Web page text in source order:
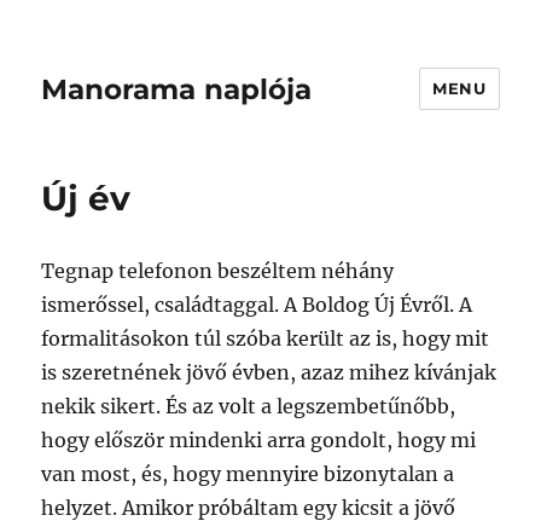
Manorama naplója MENU
Új év
Tegnap telefonon beszéltem néhány
ismerőssel, családtaggal. A Boldog Új Évről. A
formalitásokon túl szóba került az is, hogy mit
is szeretnének jövő évben, azaz mihez kívánjak
nekik sikert. És az volt a legszembetűnőbb,
hogy először mindenki arra gondolt, hogy mi
van most, és, hogy mennyire bizonytalan a
helyzet. Amikor próbáltam egy kicsit a jövő